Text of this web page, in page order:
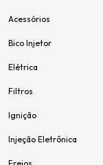
Acessórios
Bico Injetor
Elétrica
Filtros
Ignição
Injeção Eletrônica